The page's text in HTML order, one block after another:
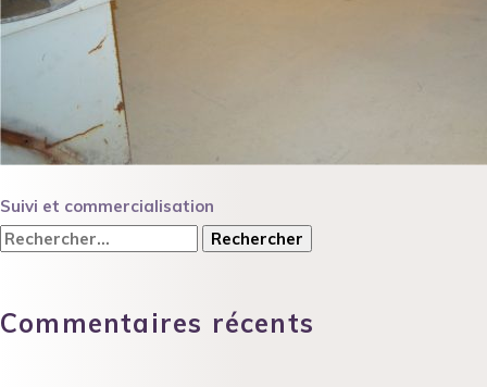
Navigation
de
Suivi et commercialisation
Rechercher :
Commentaires récents